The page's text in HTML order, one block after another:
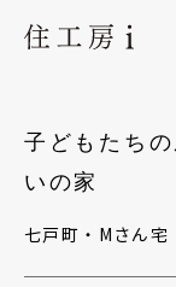
子どもたち
いの家
七戸町・Mさん